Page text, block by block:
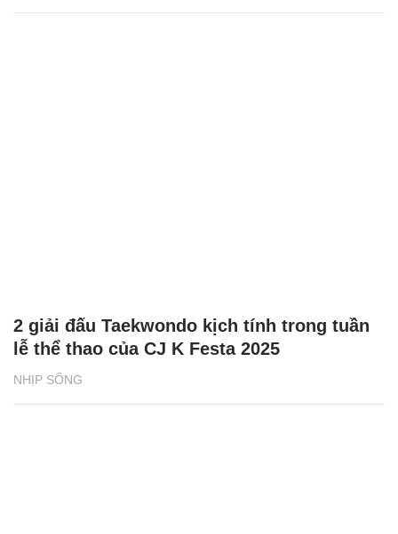
NHỊP SỐNG
2 giải đấu Taekwondo kịch tính trong tuần
lễ thể thao của CJ K Festa 2025